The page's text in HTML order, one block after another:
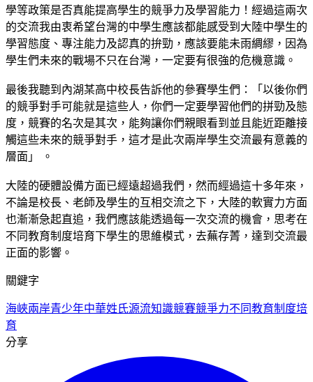
學等政策是否真能提高學生的競爭力及學習能力！經過這兩次
的交流我由衷希望台灣的中學生應該都能感受到大陸中學生的
學習態度、專注能力及認真的拚勁，應該要能未雨綢繆，因為
學生們未來的戰場不只在台灣，一定要有很強的危機意識。
最後我聽到內湖某高中校長告訴他的參賽學生們：「以後你們
的競爭對手可能就是這些人，你們一定要學習他們的拼勁及態
度，競賽的名次是其次，能夠讓你們親眼看到並且能近距離接
觸這些未來的競爭對手，這才是此次兩岸學生交流最有意義的
層面」 。
大陸的硬體設備方面已經遠超過我們，然而經過這十多年來，
不論是校長、老師及學生的互相交流之下，大陸的軟實力方面
也漸漸急起直追，我們應該能透過每一次交流的機會，思考在
不同教育制度培育下學生的思維模式，去蕪存菁，達到交流最
正面的影響。
關鍵字
海峽兩岸青少年中華姓氏源流知識競賽競爭力不同教育制度培
育
分享